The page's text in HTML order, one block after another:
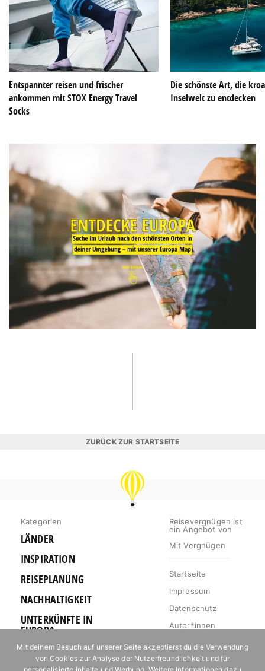
Entspannter reisen und frischer
ankommen mit STOX Energy Travel
Socks
Die schönste Art, die
Inselwelt zu entdecken
ZURÜCK ZUR STARTSEITE
REISEVERGNÜGEN
Kategorien
LÄNDER
INSPIRATION
REISEPLANUNG
NACHHALTIGKEIT
UNTERKÜNFTE IN
EUROPA
OUTDOOR
Reisevergnügen ist
ein Angebot von
Mit Vergnügen
Startseite
Impressum
Datenschutz
Autor*innen
Mediakit
Jobs
Mit deinem Besuch auf unserer Seite akzeptierst du die Verwendung
von Cookies zur Analyse der Nutzerfreundlichkeit und für